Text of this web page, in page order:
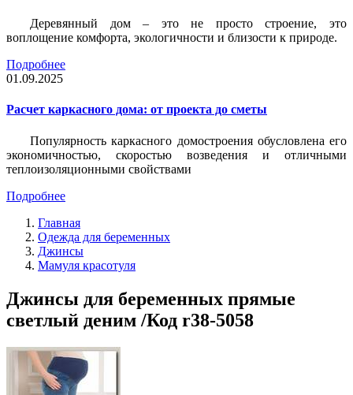
Деревянный дом – это не просто строение, это
воплощение комфорта, экологичности и близости к природе.
Подробнее
01.09.2025
Расчет каркасного дома: от проекта до сметы
Популярность каркасного домостроения обусловлена его
экономичностью, скоростью возведения и отличными
теплоизоляционными свойствами
Подробнее
Главная
Одежда для беременных
Джинсы
Мамуля красотуля
Джинсы для беременных прямые
светлый деним /Код r38-5058